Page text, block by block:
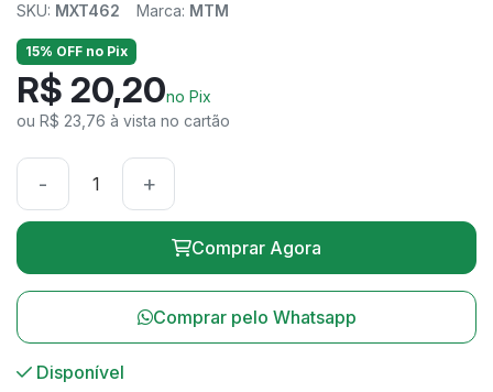
SKU: MXT462 Marca: MTM
15% OFF no Pix
R$ 20,20no Pix
ou R$ 23,76 à vista no cartão
- +
Comprar Agora
Comprar pelo Whatsapp
Disponível